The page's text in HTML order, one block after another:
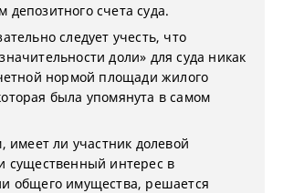
депозитного счета суда.
следует учесть, что
доли» для суда никак
нормой площади жилого
была упомянута в самом
имеет ли участник долевой
существенный интерес в
общего имущества, решается